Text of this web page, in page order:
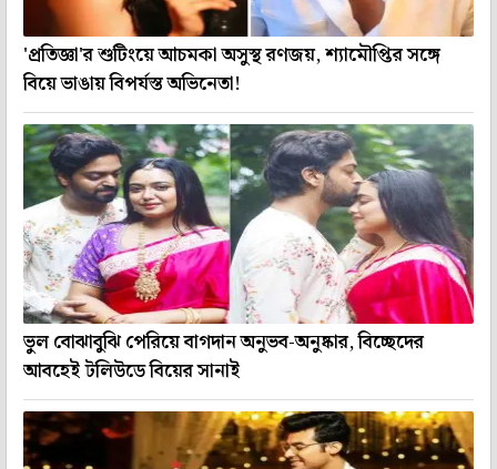
'প্রতিজ্ঞা'র শুটিংয়ে আচমকা অসুস্থ রণজয়, শ্যামৌপ্তির সঙ্গে
বিয়ে ভাঙায় বিপর্যস্ত অভিনেতা!
ভুল বোঝাবুঝি পেরিয়ে বাগদান অনুভব-অনুষ্কার, বিচ্ছেদের
আবহেই টলিউডে বিয়ের সানাই